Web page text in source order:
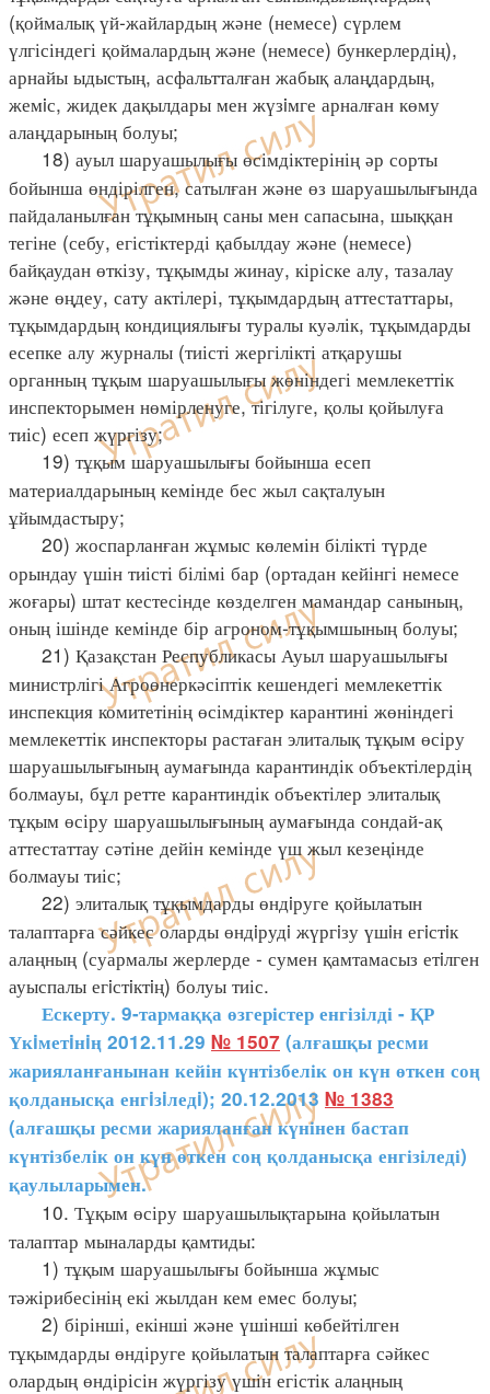
(қоймалық үй-жайлардың және (немесе) сүрлем
үлгісіндегі қоймалардың және (немесе) бункерлердің),
арнайы ыдыстың, асфальтталған жабық алаңдардың,
жемiс, жидек дақылдары мен жүзiмге арналған көму
алаңдарының болуы;
18) ауыл шаруашылығы өсімдіктерінің әр сорты
бойынша өндірілген, сатылған және өз шаруашылығында
пайдаланылған тұқымның саны мен сапасына, шыққан
тегіне (себу, егістіктерді қабылдау және (немесе)
байқаудан өткізу, тұқымды жинау, кіріске алу, тазалау
және өңдеу, сату актілері, тұқымдардың аттестаттары,
тұқымдардың кондициялығы туралы куәлік, тұқымдарды
есепке алу журналы (тиісті жергілікті атқарушы
органның тұқым шаруашылығы жөніндегі мемлекеттік
инспекторымен нөмірленуге, тігілуге, қолы қойылуға
тиіс) есеп жүргізу;
19) тұқым шаруашылығы бойынша есеп
материалдарының кемінде бес жыл сақталуын
ұйымдастыру;
20) жоспарланған жұмыс көлемін білікті түрде
орындау үшін тиісті білімі бар (ортадан кейінгі немесе
жоғары) штат кестесінде көзделген мамандар санының,
оның ішінде кемінде бір агроном-тұқымшының болуы;
21) Қазақстан Республикасы Ауыл шаруашылығы
министрлігі Агроөнеркәсіптік кешендегі мемлекеттік
инспекция комитетінің өсімдіктер карантині жөніндегі
мемлекеттік инспекторы растаған элиталық тұқым өсіру
шаруашылығының аумағында карантиндік объектілердің
болмауы, бұл ретте карантиндік объектілер элиталық
тұқым өсіру шаруашылығының аумағында сондай-ақ
аттестаттау сәтіне дейін кемінде үш жыл кезеңінде
болмауы тиіс;
22) элиталық тұқымдарды өндiруге қойылатын
талаптарға сәйкес оларды өндiрудi жүргiзу үшiн егiстiк
алаңның (суармалы жерлерде - сумен қамтамасыз етiлген
ауыспалы егiстiктiң) болуы тиіс.
Ескерту. 9-тармаққа өзгерістер енгізілді - ҚР
Үкiметiнiң 2012.11.29 № 1507 (алғашқы ресми
жарияланғанынан кейін күнтізбелік он күн өткен соң
қолданысқа енгiзiледi); 20.12.2013 № 1383
(алғашқы ресми жарияланған күнінен бастап
күнтізбелік он күн өткен соң қолданысқа енгізіледі)
қаулыларымен.
10. Тұқым өсіру шаруашылықтарына қойылатын
талаптар мыналарды қамтиды:
1) тұқым шаруашылығы бойынша жұмыс
тәжірибесінің екі жылдан кем емес болуы;
2) бірінші, екінші және үшінші көбейтілген
тұқымдарды өндіруге қойылатын талаптарға сәйкес
олардың өндірісін жүргізу үшін егістік алаңның